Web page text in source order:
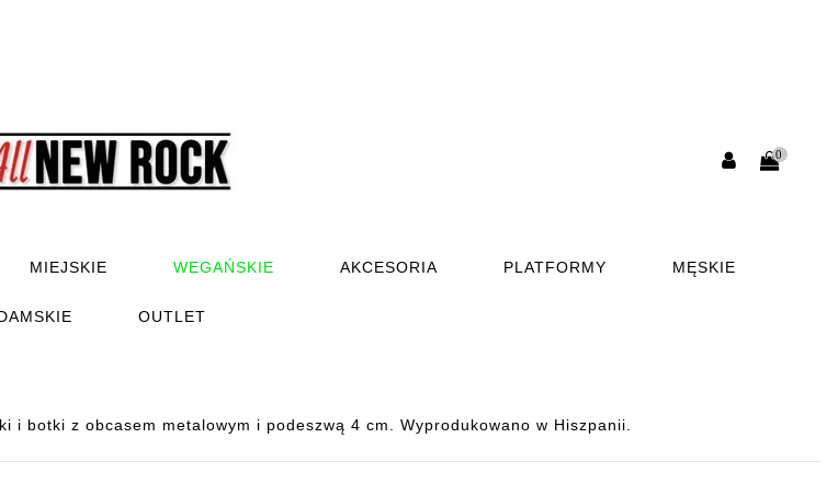
0
MIEJSKIE WEGAŃSKIE AKCESORIA PLATFORMY MĘSKIE
OUTLET
i botki z obcasem metalowym i podeszwą 4 cm. Wyprodukowano w Hiszpanii.